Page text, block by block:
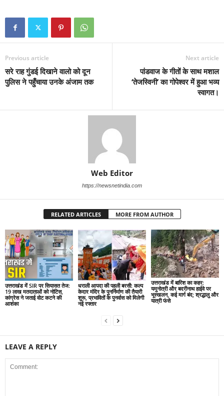
Previous article
सरे राह गुंडई दिखाने वालो को दून
पुलिस ने पहुँचाया उनके अंजाम तक
Next article
पांडवाज के गीतों के साथ मशाल
‘तेजस्विनी’ का गोपेश्वर में हुआ भव्य
स्वागत।
Web Editor
https://newsnetindia.com
RELATED ARTICLES MORE FROM AUTHOR
उत्तराखंड में SIR पर सियासत तेज:
19 लाख मतदाताओं को नोटिस,
कांग्रेस ने जताई वोट कटने की
आशंका
धराली आपदा की पहली बरसी: कल्प
केदार मंदिर के पुनर्निर्माण की तैयारी
शुरू, प्रभावितों के पुनर्वास को मिलेगी
नई रफ्तार
उत्तराखंड में बारिश का कहर:
यमुनोत्री और बदरीनाथ हाईवे पर
भूस्खलन, कई मार्ग बंद; श्रद्धालु और
यात्री फंसे
LEAVE A REPLY